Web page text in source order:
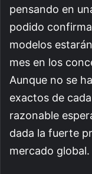
pensando en
podido
modelos
mes en los
Aunque no se
exactos de
razonable
dada la fuerte
mercado global.